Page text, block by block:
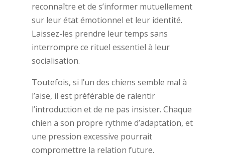
reconnaître et de s’informer mutuellement
sur leur état émotionnel et leur identité.
Laissez-les prendre leur temps sans
interrompre ce rituel essentiel à leur
socialisation.
Toutefois, si l’un des chiens semble mal à
l’aise, il est préférable de ralentir
l’introduction et de ne pas insister. Chaque
chien a son propre rythme d’adaptation, et
une pression excessive pourrait
compromettre la relation future.